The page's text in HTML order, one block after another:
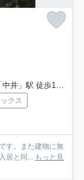
井」駅 徒歩13分
クス
す。また建物に無
居と同...
もっと見